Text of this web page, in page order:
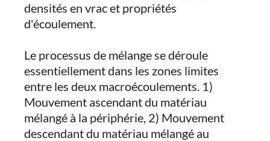
densités en vrac et propriétés
d'écoulement.
Le processus de mélange se déroule
essentiellement dans les zones limites
entre les deux macroécoulements. 1)
Mouvement ascendant du matériau
mélangé à la périphérie, 2) Mouvement
descendant du matériau mélangé au